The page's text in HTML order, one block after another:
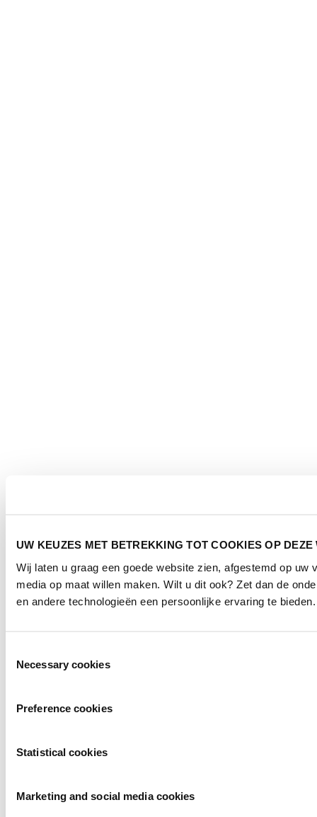
UW KEUZES MET BETREKKING TOT COOKIES OP DEZE
Wij laten u graag een goede website zien, afgestemd op
media op maat willen maken. Wilt u dit ook? Zet dan de
en andere technologieën een persoonlijke ervaring te bieden.
Necessary cookies
Preference cookies
Statistical cookies
Marketing and social media cookies